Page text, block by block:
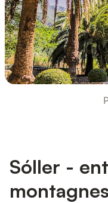
Sóller -
montagnes